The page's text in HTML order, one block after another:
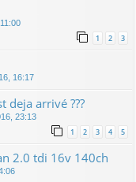
1 2 3
16:17
deja arrivé ???
23:13
1 2 3 4 5
2.0 tdi 16v 140ch